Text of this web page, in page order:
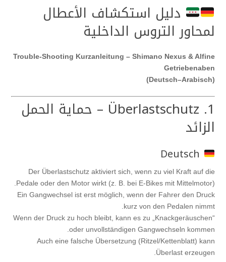
دليل استكشاف الأعطال
لمحاور التروس الداخلية
Trouble-Shooting Kurzanleitung – Shimano Nexus & Alfine
Getriebenaben
(Deutsch–Arabisch)
1. Überlastschutz – حماية الحمل
الزائد
Der Überlastschutz aktiviert sich, wenn zu viel Kraft auf die
Pedale oder den Motor wirkt (z. B. bei E-Bikes mit Mittelmotor).
Ein Gangwechsel ist erst möglich, wenn der Fahrer den Druck
kurz von den Pedalen nimmt.
Wenn der Druck zu hoch bleibt, kann es zu „Knackgeräuschen“
oder unvollständigen Gangwechseln kommen.
Auch eine falsche Übersetzung (Ritzel/Kettenblatt) kann
Überlast erzeugen.